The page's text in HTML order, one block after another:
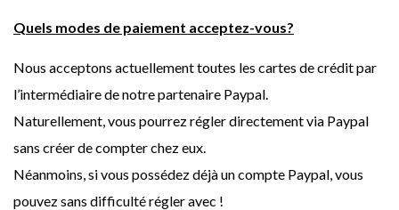
Quels modes de paiement acceptez-vous?
Nous acceptons actuellement toutes les cartes de crédit par
l’intermédiaire de notre partenaire Paypal.
Naturellement, vous pourrez régler directement via Paypal
sans créer de compter chez eux.
Néanmoins, si vous possédez déjà un compte Paypal, vous
pouvez sans difficulté régler avec !